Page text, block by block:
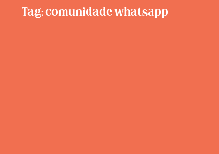
Tag: comunidade whatsapp